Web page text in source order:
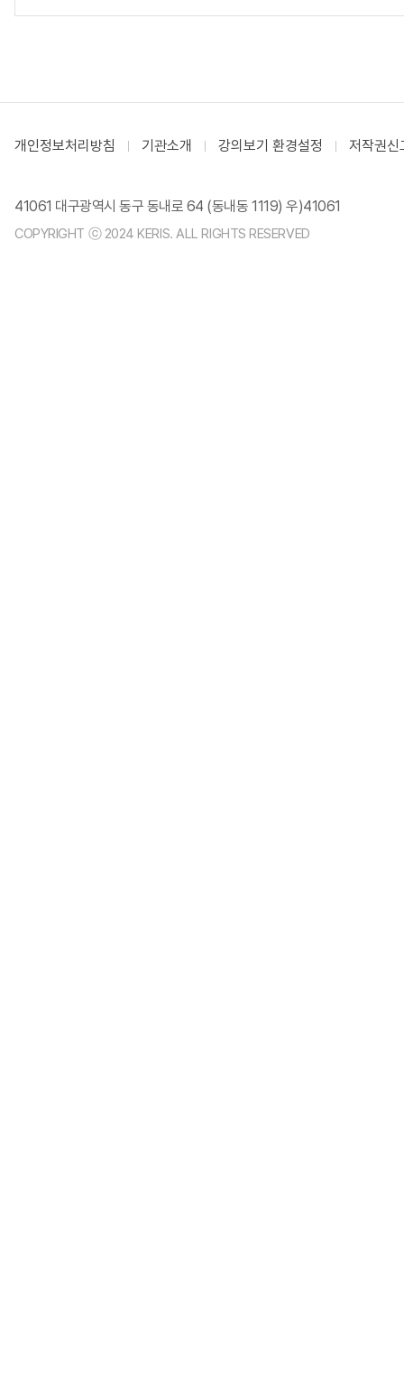
개인정보처리방침 기관소개 강의보기 환경설정 저작권신
41061 대구광역시 동구 동내로 64 (동내동 1119) 우)41061
COPYRIGHT ⓒ 2024 KERIS. ALL RIGHTS RESERVED